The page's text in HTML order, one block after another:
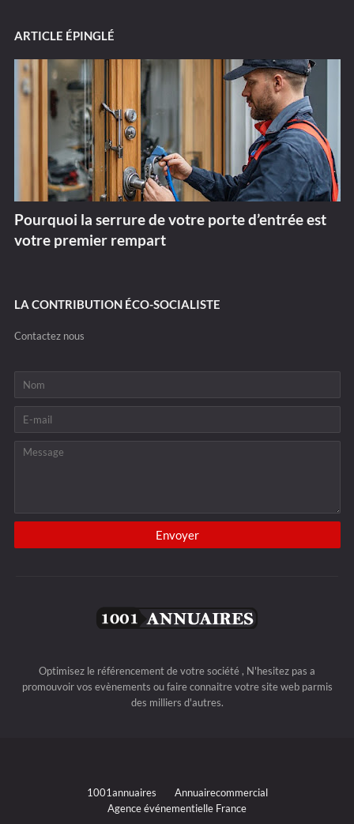
ARTICLE ÉPINGLÉ
Pourquoi la serrure de votre porte d’entrée est
votre premier rempart
LA CONTRIBUTION ÉCO-SOCIALISTE
Contactez nous
Optimisez le référencement de votre société , N'hesitez pas a
promouvoir vos evènements ou faire connaitre votre site web parmis
des milliers d'autres.
1001annuaires
Annuairecommercial
Agence événementielle France